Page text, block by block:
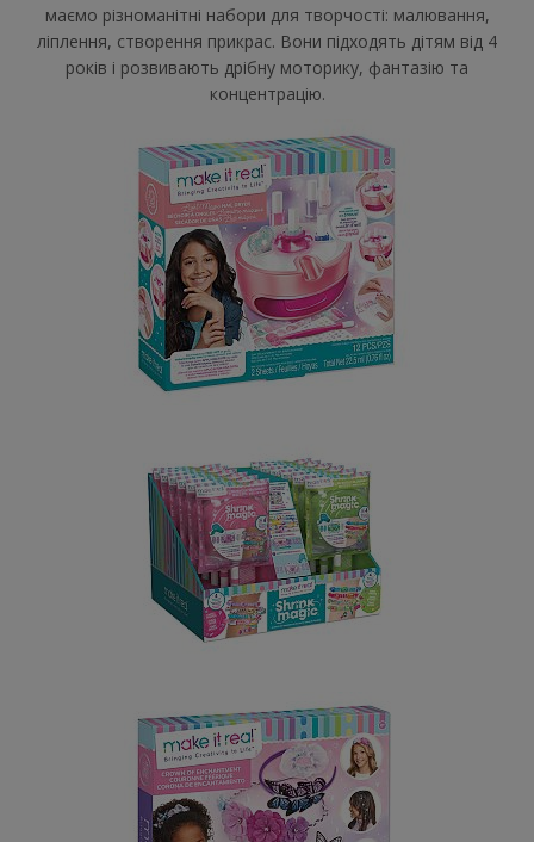
маємо різноманітні набори для творчості: малювання,
ліплення, створення прикрас. Вони підходять дітям від 4
років і розвивають дрібну моторику, фантазію та
концентрацію.